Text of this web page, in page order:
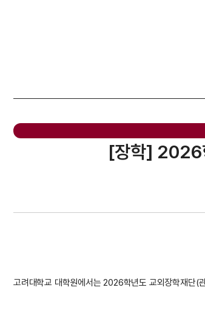
[장학] 2026
고려대학교 대학원에서는 2026학년도 교외장학재단(